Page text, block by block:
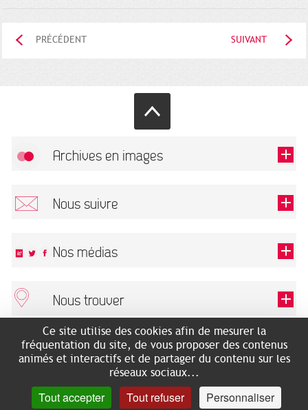
PRÉCÉDENT SUIVANT
Archives en images
Nous suivre
Ce champ est exigé.
Nos médias
Nous trouver
ARCHIVES MUNICIPALES
2 rue des Archives
Accès mobilité réduite :
7 avenue de Bellevue
RECHERCHES GÉNÉALOGIQUES
NOUS CONNAÎTRE
SERVICE ÉDUCATIF
LES ARCHIVES EN LIGNE
HISTOIRE DE TOULOUSE
Ce site utilise des cookies afin de mesurer la
fréquentation du site, de vous proposer des contenus
animés et interactifs et de partager du contenu sur les
réseaux sociaux...
Tout accepter Tout refuser Personnaliser